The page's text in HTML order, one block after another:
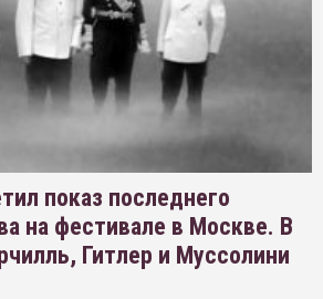
показ последнего
на фестивале в Москве. В
Гитлер и Муссолини